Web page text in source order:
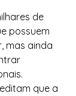
de
possuem
mas ainda
que a